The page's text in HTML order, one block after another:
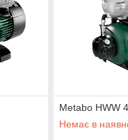
Metabo HWW
Немає в